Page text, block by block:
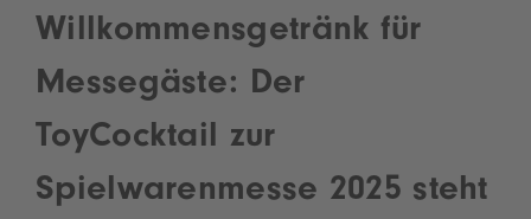
Willkommensgetränk für
Messegäste: Der
ToyCocktail zur
Spielwarenmesse 2025 steht